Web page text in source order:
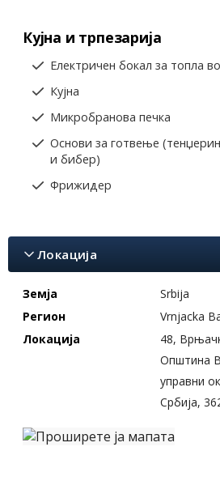
Кујна и трпезарија
Електричен бокал за топла
Кујна
Микробранова печка
Основи за готвење
и бибер)
Фрижидер
Локација
Земја
Srbija
Регион
Vrnjacka
Локација
48,
Општина
управни
Србија,